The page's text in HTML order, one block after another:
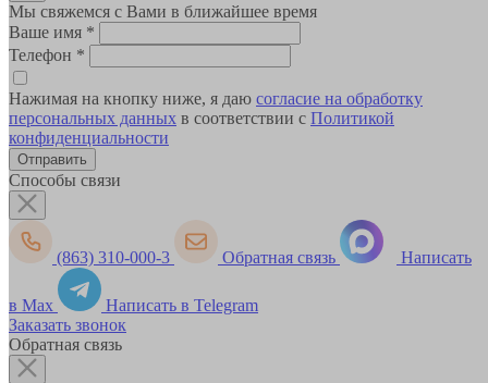
Мы свяжемся с Вами в ближайшее время
Ваше имя *
Телефон *
Нажимая на кнопку ниже, я даю согласие на обработку
персональных данных в соответствии с Политикой
конфиденциальности
Способы связи
(863) 310-000-3 Обратная связь Написать
в Max
Написать в Telegram
Заказать звонок
Обратная связь